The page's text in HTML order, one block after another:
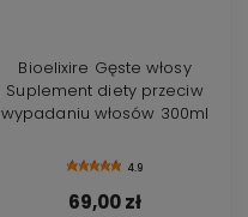
Bioelixire Gęste włosy
Suplement diety przeciw
wypadaniu włosów 300ml
4.9
69,00 zł